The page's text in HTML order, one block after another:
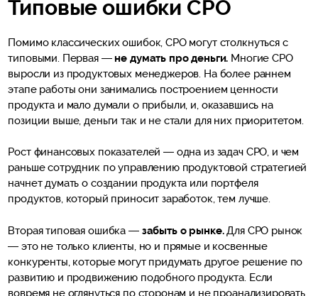
Типовые ошибки CPO
Помимо классических ошибок, СPO могут столкнуться с
типовыми. Первая — не думать про деньги. Многие CPO
выросли из продуктовых менеджеров. На более раннем
этапе работы они занимались построением ценности
продукта и мало думали о прибыли, и, оказавшись на
позиции выше, деньги так и не стали для них приоритетом.
Рост финансовых показателей — одна из задач CPO, и чем
раньше сотрудник по управлению продуктовой стратегией
начнет думать о создании продукта или портфеля
продуктов, который приносит заработок, тем лучше.
Вторая типовая ошибка — забыть о рынке. Для CPO рынок
— это не только клиенты, но и прямые и косвенные
конкуренты, которые могут придумать другое решение по
развитию и продвижению подобного продукта. Если
вовремя не оглянуться по сторонам и не проанализировать